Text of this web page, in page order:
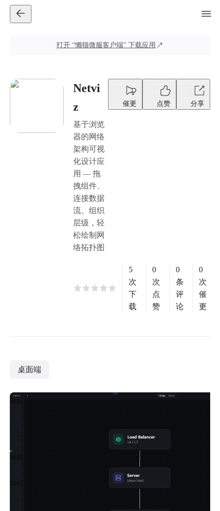
打开 “懒猫微服客户端” 下载应用
Netvi
z
基于浏览
器的网络
架构可视
化设计应
用 — 拖
拽组件、
连接数据
流、组织
层级，轻
松绘制网
络拓扑图
催更 点赞 分享
5
次
下
载
0
次
点
赞
0
条
评
论
0
次
催
更
桌面端